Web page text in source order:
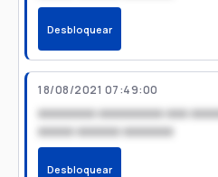
Desbloquear
18/08/2021 07:49:00
xxxxxxxx xxxxxxxxx xxx
xxxxx xxxxxx xxxxxxx
Desbloquear